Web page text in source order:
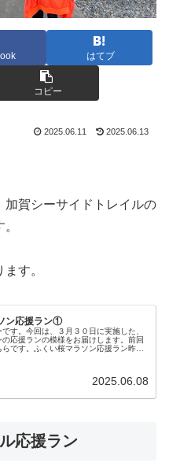
はてブ
コピー
2025.06.11 2025.06.13
賀シーサイドトレイルの
す。
ン応援ラン①
す。今回は、３月３０日に実施した、
の応援ランの模様をお届けします。前回
です。ふくい桜マラソン応援ラン昨
2025.06.08
応援ラン